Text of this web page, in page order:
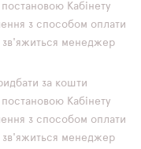
Кабінету
з способом оплати
зв'яжиться менеджер
за кошти
Кабінету
з способом оплати
зв'яжиться менеджер